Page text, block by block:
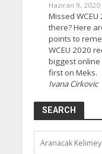
Haziran 9, 2020
Missed
there? Here
points to
WCEU 2020
biggest
first on Meks.
Ivana Cirkovic
SEARCH